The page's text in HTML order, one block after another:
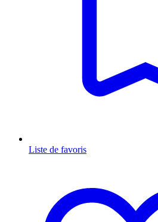
Liste de favoris